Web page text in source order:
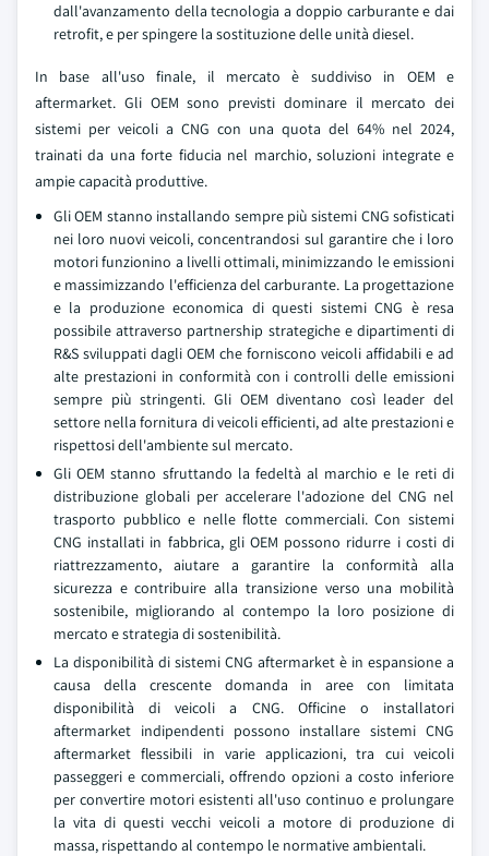
dall'avanzamento della tecnologia a doppio carburante e dai
retrofit, e per spingere la sostituzione delle unità diesel.
In base all'uso finale, il mercato è suddiviso in OEM e
aftermarket. Gli OEM sono previsti dominare il mercato dei
sistemi per veicoli a CNG con una quota del 64% nel 2024,
trainati da una forte fiducia nel marchio, soluzioni integrate e
ampie capacità produttive.
Gli OEM stanno installando sempre più sistemi CNG sofisticati
nei loro nuovi veicoli, concentrandosi sul garantire che i loro
motori funzionino a livelli ottimali, minimizzando le emissioni
e massimizzando l'efficienza del carburante. La progettazione
e la produzione economica di questi sistemi CNG è resa
possibile attraverso partnership strategiche e dipartimenti di
R&S sviluppati dagli OEM che forniscono veicoli affidabili e ad
alte prestazioni in conformità con i controlli delle emissioni
sempre più stringenti. Gli OEM diventano così leader del
settore nella fornitura di veicoli efficienti, ad alte prestazioni e
rispettosi dell'ambiente sul mercato.
Gli OEM stanno sfruttando la fedeltà al marchio e le reti di
distribuzione globali per accelerare l'adozione del CNG nel
trasporto pubblico e nelle flotte commerciali. Con sistemi
CNG installati in fabbrica, gli OEM possono ridurre i costi di
riattrezzamento, aiutare a garantire la conformità alla
sicurezza e contribuire alla transizione verso una mobilità
sostenibile, migliorando al contempo la loro posizione di
mercato e strategia di sostenibilità.
La disponibilità di sistemi CNG aftermarket è in espansione a
causa della crescente domanda in aree con limitata
disponibilità di veicoli a CNG. Officine o installatori
aftermarket indipendenti possono installare sistemi CNG
aftermarket flessibili in varie applicazioni, tra cui veicoli
passeggeri e commerciali, offrendo opzioni a costo inferiore
per convertire motori esistenti all'uso continuo e prolungare
la vita di questi vecchi veicoli a motore di produzione di
massa, rispettando al contempo le normative ambientali.